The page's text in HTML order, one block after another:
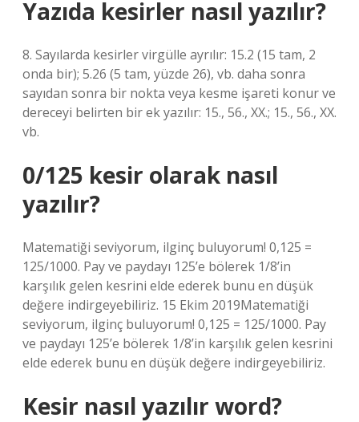
Yazıda kesirler nasıl yazılır?
8. Sayılarda kesirler virgülle ayrılır: 15.2 (15 tam, 2
onda bir); 5.26 (5 tam, yüzde 26), vb. daha sonra
sayıdan sonra bir nokta veya kesme işareti konur ve
dereceyi belirten bir ek yazılır: 15., 56., XX.; 15., 56., XX.
vb.
0/125 kesir olarak nasıl
yazılır?
Matematiği seviyorum, ilginç buluyorum! 0,125 =
125/1000. Pay ve paydayı 125’e bölerek 1/8’in
karşılık gelen kesrini elde ederek bunu en düşük
değere indirgeyebiliriz. 15 Ekim 2019Matematiği
seviyorum, ilginç buluyorum! 0,125 = 125/1000. Pay
ve paydayı 125’e bölerek 1/8’in karşılık gelen kesrini
elde ederek bunu en düşük değere indirgeyebiliriz.
Kesir nasıl yazılır word?